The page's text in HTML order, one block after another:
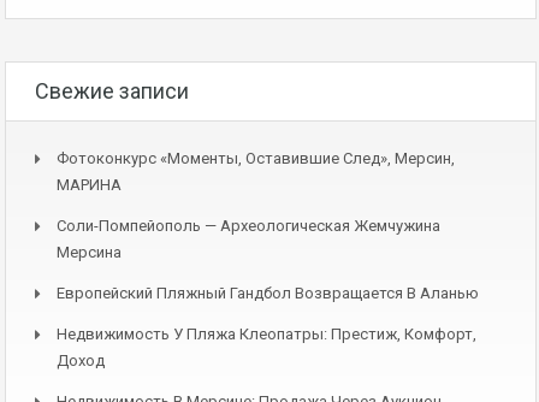
Свежие записи
Фотоконкурс «Моменты, Оставившие След», Мерсин,
МАРИНА
Соли-Помпейополь — Археологическая Жемчужина
Мерсина
Европейский Пляжный Гандбол Возвращается В Аланью
Недвижимость У Пляжа Клеопатры: Престиж, Комфорт,
Доход